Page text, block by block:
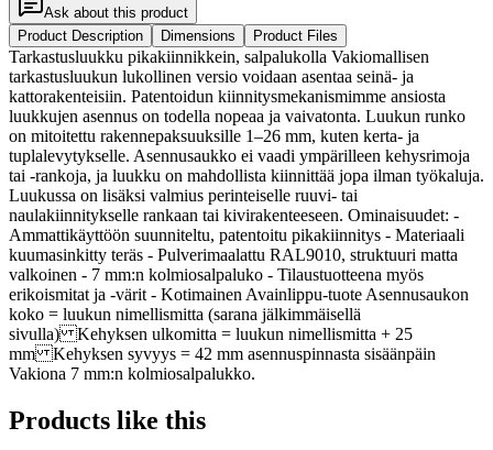
Ask about this product
Product Description
Dimensions Product Files
Tarkastusluukku pikakiinnikkein, salpalukolla Vakiomallisen
tarkastusluukun lukollinen versio voidaan asentaa seinä- ja
kattorakenteisiin. Patentoidun kiinnitysmekanismimme ansiosta
luukkujen asennus on todella nopeaa ja vaivatonta. Luukun runko
on mitoitettu rakennepaksuuksille 1–26 mm, kuten kerta- ja
tuplalevytykselle. Asennusaukko ei vaadi ympärilleen kehysrimoja
tai -rankoja, ja luukku on mahdollista kiinnittää jopa ilman työkaluja.
Luukussa on lisäksi valmius perinteiselle ruuvi- tai
naulakiinnitykselle rankaan tai kivirakenteeseen. Ominaisuudet: -
Ammattikäyttöön suunniteltu, patentoitu pikakiinnitys - Materiaali
kuumasinkitty teräs - Pulverimaalattu RAL9010, struktuuri matta
valkoinen - 7 mm:n kolmiosalpaluko - Tilaustuotteena myös
erikoismitat ja -värit - Kotimainen Avainlippu-tuote Asennusaukon
koko = luukun nimellismitta (sarana jälkimmäisellä
sivulla) Kehyksen ulkomitta = luukun nimellismitta + 25
mm Kehyksen syvyys = 42 mm asennuspinnasta sisäänpäin
Vakiona 7 mm:n kolmiosalpalukko.
Products like this